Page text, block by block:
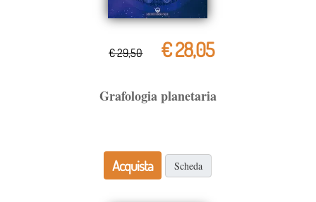
€ 29,50 € 28,05
Grafologia planetaria
Acquista Scheda